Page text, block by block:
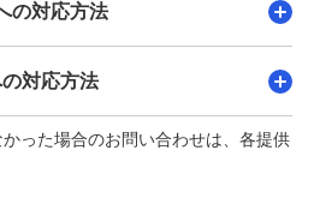
の対応方法
対応方法
った場合のお問い合わせは、各提供